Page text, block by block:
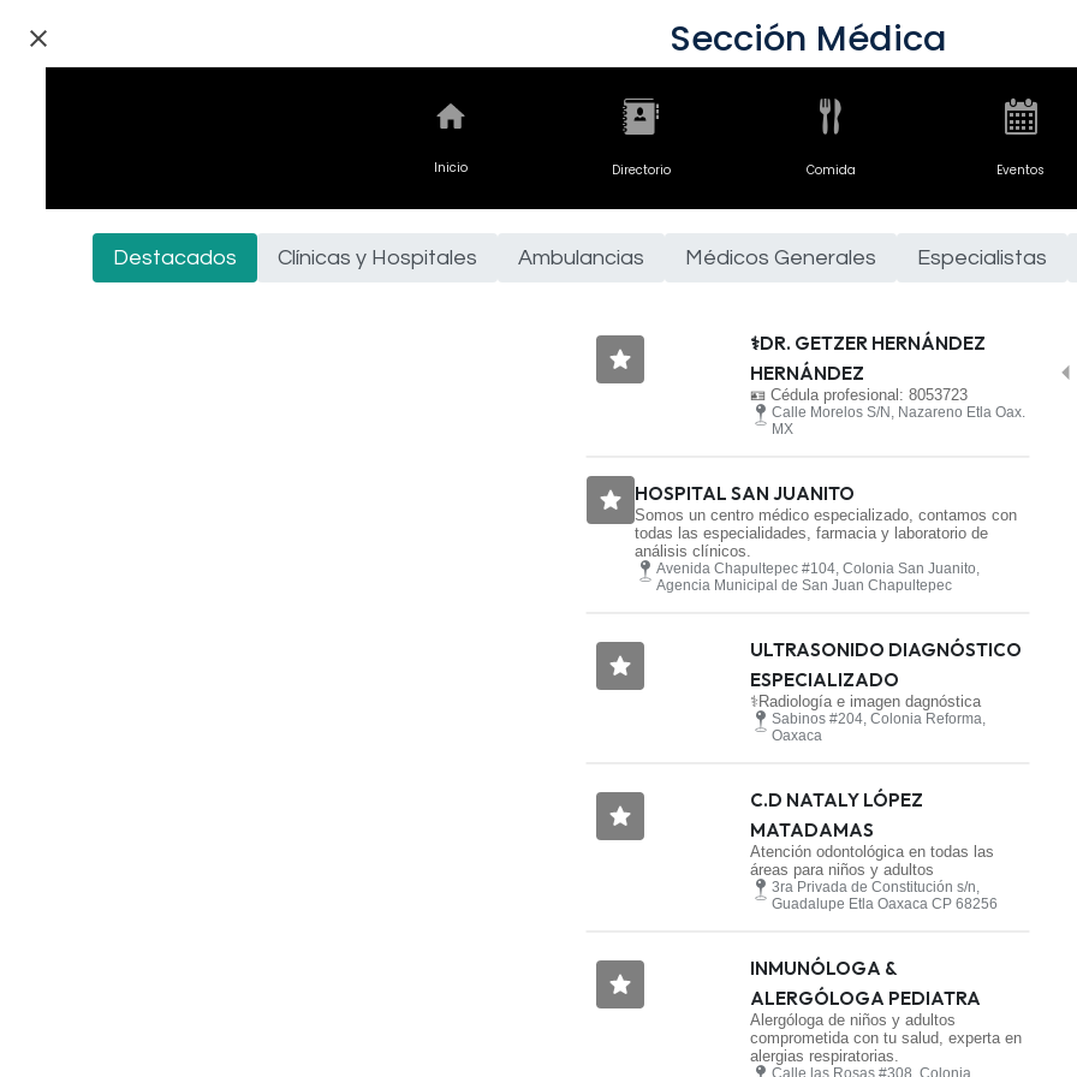
Sección Médica
Inicio Directorio Comida Eventos
Destacados Clínicas y Hospitales Ambulancias Médicos Generales Especialistas
⚕️DR. GETZER HERNÁNDEZ
HERNÁNDEZ
🪪 Cédula profesional: 8053723
Calle Morelos S/N, Nazareno Etla Oax.
MX
HOSPITAL SAN JUANITO
Somos un centro médico especializado, contamos con
todas las especialidades, farmacia y laboratorio de
análisis clínicos.
Avenida Chapultepec #104, Colonia San Juanito,
Agencia Municipal de San Juan Chapultepec
ULTRASONIDO DIAGNÓSTICO
ESPECIALIZADO
⚕️Radiología e imagen dagnóstica
Sabinos #204, Colonia Reforma,
Oaxaca
C.D NATALY LÓPEZ
MATADAMAS
Atención odontológica en todas las
áreas para niños y adultos
3ra Privada de Constitución s/n,
Guadalupe Etla Oaxaca CP 68256
INMUNÓLOGA &
ALERGÓLOGA PEDIATRA
Alergóloga de niños y adultos
comprometida con tu salud, experta en
alergias respiratorias.
Calle las Rosas #308, Colonia